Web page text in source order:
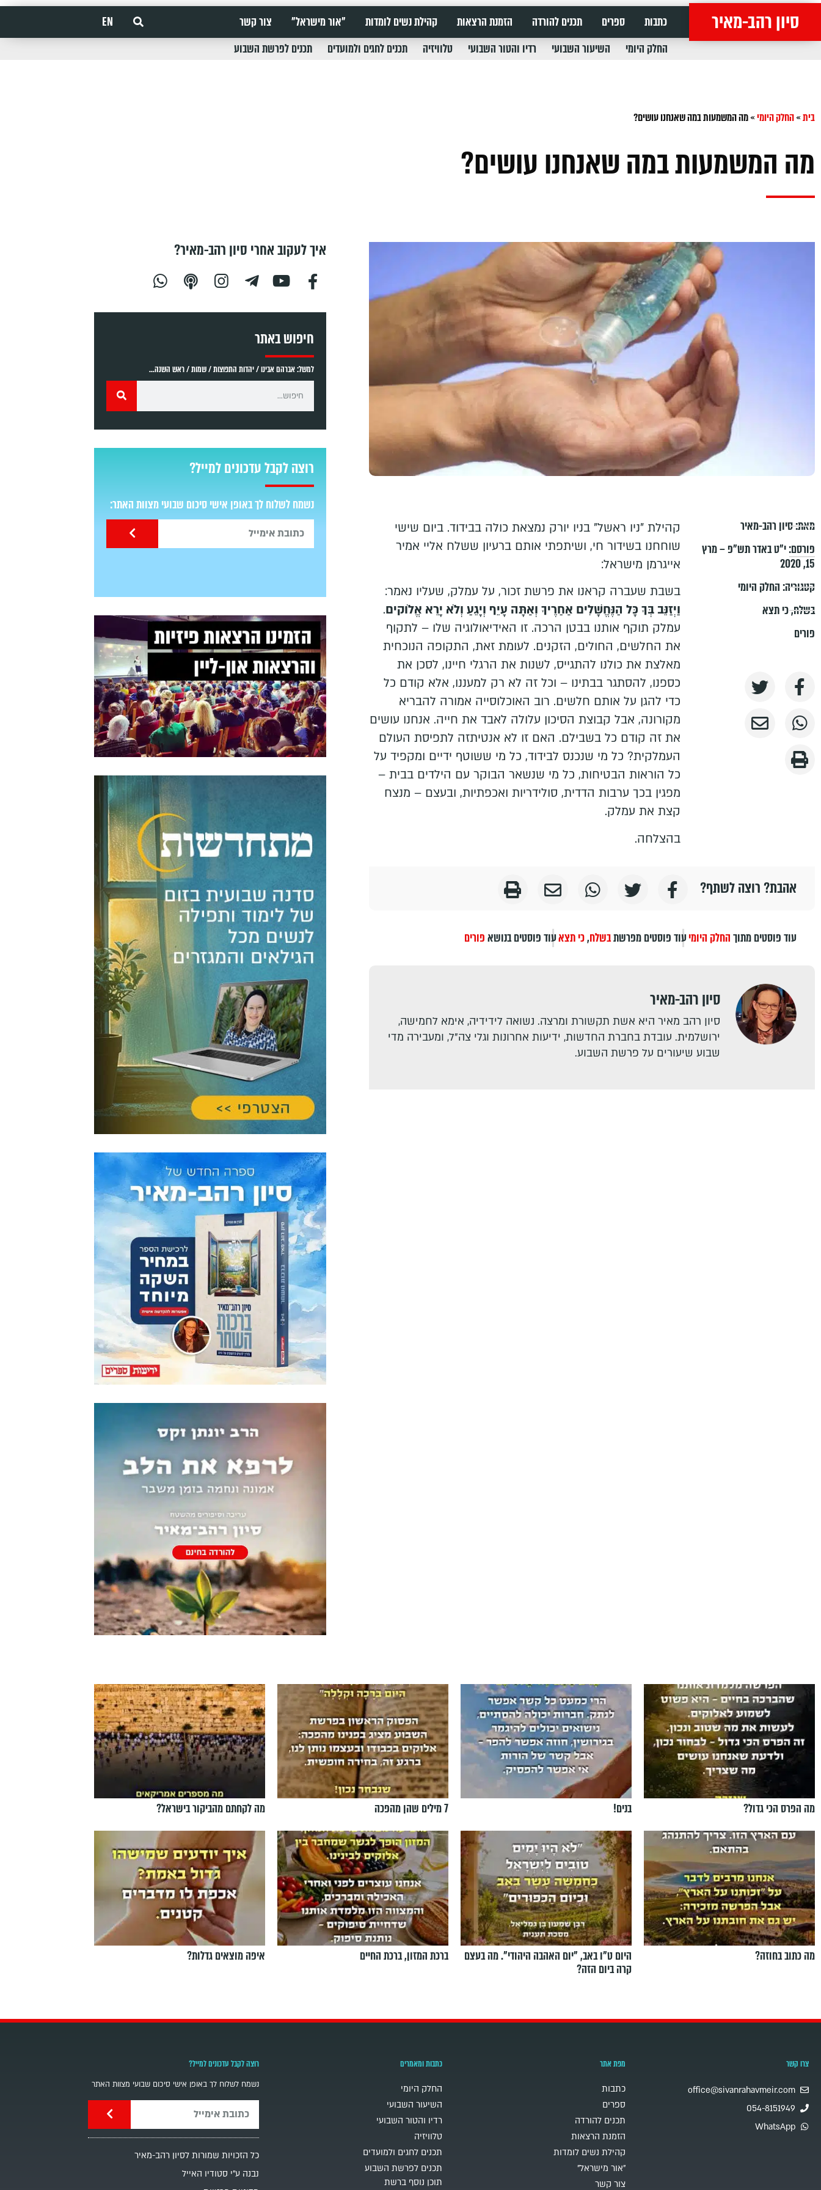
סיון רהב-מאיר כתבות ספרים תכנים להורדה הזמנת הרצאות קהילת נשים לומדות "אור מישראל" צור קשר
EN
החלק היומי
השיעור השבועי רדיו והטור השבועי טלוויזיה תכנים לחגים ולמועדים תכנים לפרשת השבוע
בית»החלק היומי»מה המשמעות במה שאנחנו עושים?
מה המשמעות במה שאנחנו עושים?
מאת:סיון רהב-מאיר
פורסם:י״ט באדר תש״פ – מרץ
15, 2020
קטגוריה:החלק היומי
בשלח,כי תצא
פורים
קהילת "ניו ראשל" בניו יורק נמצאת כולה בבידוד. ביום שישי
שוחחנו בשידור חי, ושיתפתי אותם ברעיון ששלח אליי אמיר
אייגרמן מישראל:
בשבת שעברה קראנו את פרשת זכור, על עמלק, שעליו נאמר:
וַיְזַנֵּב בְּךָ כָּל הַנֶּחֱשָׁלִים אַחַרֶיךָ וְאַתָּה עָיֵף וְיָגֵעַ וְלֹא יָרֵא אֱלֹוקים.
עמלק תוקף אותנו בבטן הרכה. זו האידיאולוגיה שלו – לתקוף
את החלשים, החולים, הזקנים. לעומת זאת, התקופה הנוכחית
מאלצת את כולנו להתגייס, לשנות את הרגלי חיינו, לסכן את
כספנו, להסתגר בבתינו – וכל זה לא רק למעננו, אלא קודם כל
כדי להגן על אותם חלשים. רוב האוכלוסייה אמורה להבריא
מקורונה, אבל קבוצת הסיכון עלולה לאבד את חייה. אנחנו עושים
את זה קודם כל בשבילם. האם זו לא אנטיתזה לתפיסת העולם
העמלקית? כל מי שנכנס לבידוד, כל מי ששוטף ידיים ומקפיד על
כל הוראות הבטיחות, כל מי שנשאר הבוקר עם הילדים בבית –
מפגין בכך ערבות הדדית, סולידריות ואכפתיות, ובעצם – מנצח
קצת את עמלק.
בהצלחה.
אהבת? רוצה לשתף?
עוד פוסטים מתוךהחלק היומיעוד פוסטים מפרשתבשלח,כי תצאעוד פוסטים בנושאפורים
סיון רהב-מאיר
סיון רהב מאיר היא אשת תקשורת ומרצה. נשואה לידידיה, אימא לחמישה,
ירושלמית. עובדת בחברת החדשות, ידיעות אחרונות וגלי צה"ל, ומעבירה מדי
שבוע שיעורים על פרשת השבוע.
איך לעקוב אחרי סיון רהב-מאיר?
חיפוש באתר
למשל: אברהם אבינו / יהדות התפוצות / שמות / ראש השנה...
רוצה לקבל עדכונים למייל?
נשמח לשלוח לך באופן אישי סיכום שבועי מצוות האתר:
מה הפרס הכי גדול? בנים! 7 מילים שהן מהפכה מה לקחתם מהביקור בישראל?
מה כתוב בחוזה?
היום ט"ו באב, ”יום האהבה היהודי". מה בעצם
קרה ביום הזה?
ברכת המזון, ברכת החיים איפה מוצאים גדלות?
צרו קשר
office@sivanrahavmeir.com
054-8151949
WhatsApp
מפת אתר
כתבות
ספרים
תכנים להורדה
הזמנת הרצאות
קהילת נשים לומדות
"אור מישראל"
צור קשר
כתבות ומאמרים
החלק היומי
השיעור השבועי
רדיו והטור השבועי
טלוויזיה
תכנים לחגים ולמועדים
תכנים לפרשת השבוע
תוכן נוסף ברשת
רוצה לקבל עדכונים למייל?
נשמח לשלוח לך באופן אישי סיכום שבועי מצוות האתר
כל הזכויות שמורות לסיון רהב-מאיר
נבנה ע"י סטודיו האייל